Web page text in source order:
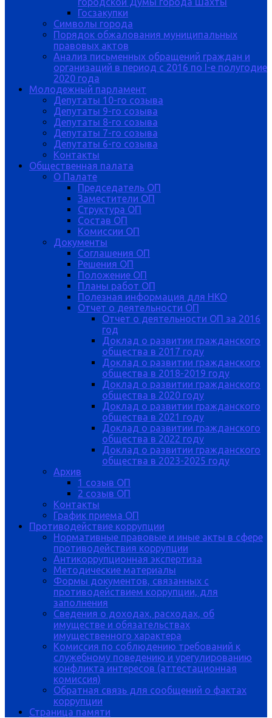
Госзакупки
Символы города
Порядок обжалования муниципальных
правовых актов
Анализ письменных обращений граждан и
организаций в период с 2016 по I-е полугодие
2020 года
Молодежный парламент
Депутаты 10-го созыва
Депутаты 9-го созыва
Депутаты 8-го созыва
Депутаты 7-го созыва
Депутаты 6-го созыва
Контакты
Общественная палата
О Палате
Председатель ОП
Заместители ОП
Структура ОП
Состав ОП
Комиссии ОП
Документы
Соглашения ОП
Решения ОП
Положение ОП
Планы работ ОП
Полезная информация для НКО
Отчет о деятельности ОП
Отчет о деятельности ОП за 2016
год
Доклад о развитии гражданского
общества в 2017 году
Доклад о развитии гражданского
общества в 2018-2019 году
Доклад о развитии гражданского
общества в 2020 году
Доклад о развитии гражданского
общества в 2021 году
Доклад о развитии гражданского
общества в 2022 году
Доклад о развитии гражданского
общества в 2023-2025 году
Архив
1 созыв ОП
2 созыв ОП
Контакты
График приема ОП
Противодействие коррупции
Нормативные правовые и иные акты в сфере
противодействия коррупции
Антикоррупционная экспертиза
Методические материалы
Формы документов, связанных с
противодействием коррупции, для
заполнения
Сведения о доходах, расходах, об
имуществе и обязательствах
имущественного характера
Комиссия по соблюдению требований к
служебному поведению и урегулированию
конфликта интересов (аттестационная
комиссия)
Обратная связь для сообщений о фактах
коррупции
Страница памяти